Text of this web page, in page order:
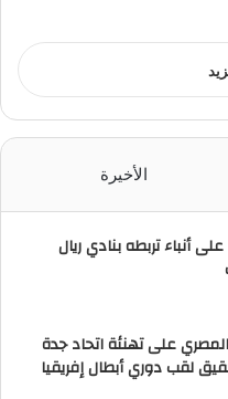
الأخيرة
أنباء تربطه بنادي ريال
على تهنئة اتحاد جدة
لقب دوري أبطال إفريقيا